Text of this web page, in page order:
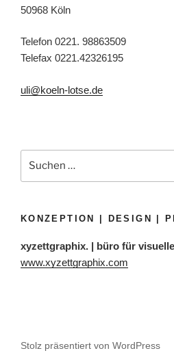
50968 Köln
Telefon 0221. 98863509
Telefax 0221.42326195
uli@koeln-lotse.de
KONZEPTION | DESIGN |
xyzettgraphix. | büro für
www.xyzettgraphix.com
Stolz präsentiert von WordPress